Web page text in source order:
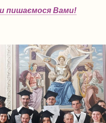
пишаємося Вами!